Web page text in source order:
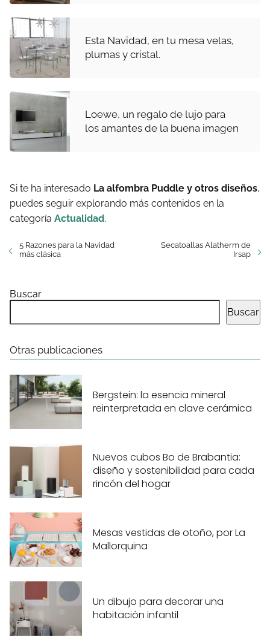
Esta Navidad, en tu mesa velas,
plumas y cristal.
Loewe, un regalo de lujo para
los amantes de la buena imagen
Si te ha interesado La alfombra Puddle y otros diseños,
puedes seguir explorando más contenidos en la
categoría Actualidad.
5 Razones para la Navidad
más clásica
Secatoallas Alatherm de
Irsap
Buscar
Buscar
Otras publicaciones
Bergstein: la esencia mineral
reinterpretada en clave cerámica
Nuevos cubos Bo de Brabantia:
diseño y sostenibilidad para cada
rincón del hogar
Mesas vestidas de otoño, por La
Mallorquina
Un dibujo para decorar una
habitación infantil